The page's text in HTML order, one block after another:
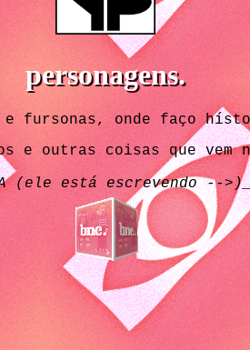
personagens.
e fursonas, onde faço
e outras coisas que vem
(ele está escrevendo --